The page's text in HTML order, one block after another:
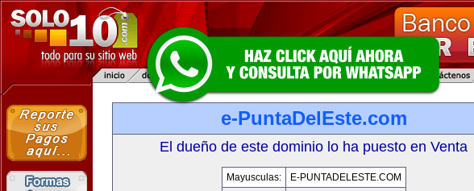
e-PuntaDelEste.com
El dueño de este dominio lo ha puesto en Venta
Mayusculas:
E-PUNTADELESTE.COM